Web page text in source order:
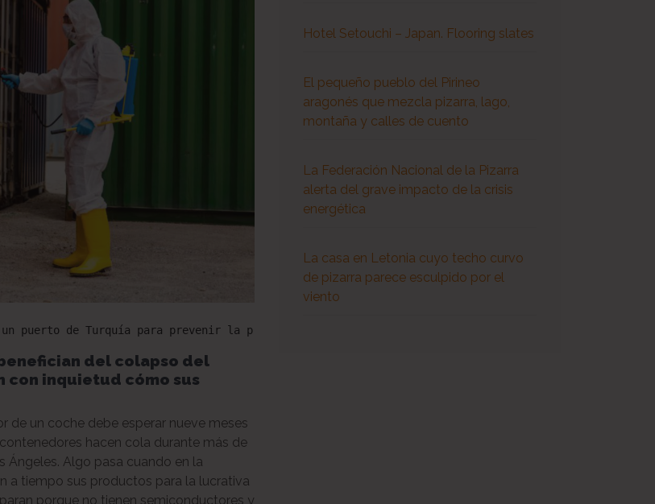
puerto de Turquía para prevenir la propagación de la covid-19
del colapso del
con inquietud cómo sus
de un coche debe esperar nueve meses
hacen cola durante más de
Ángeles. Algo pasa cuando en la
a tiempo sus productos para la lucrativa
porque no tienen semiconductores y
Hotel Setouchi – Japan. Flooring slates
El pequeño pueblo del Pirineo
aragonés que mezcla pizarra, lago,
montaña y calles de cuento
La Federación Nacional de la Pizarra
alerta del grave impacto de la crisis
energética
La casa en Letonia cuyo techo curvo
de pizarra parece esculpido por el
viento